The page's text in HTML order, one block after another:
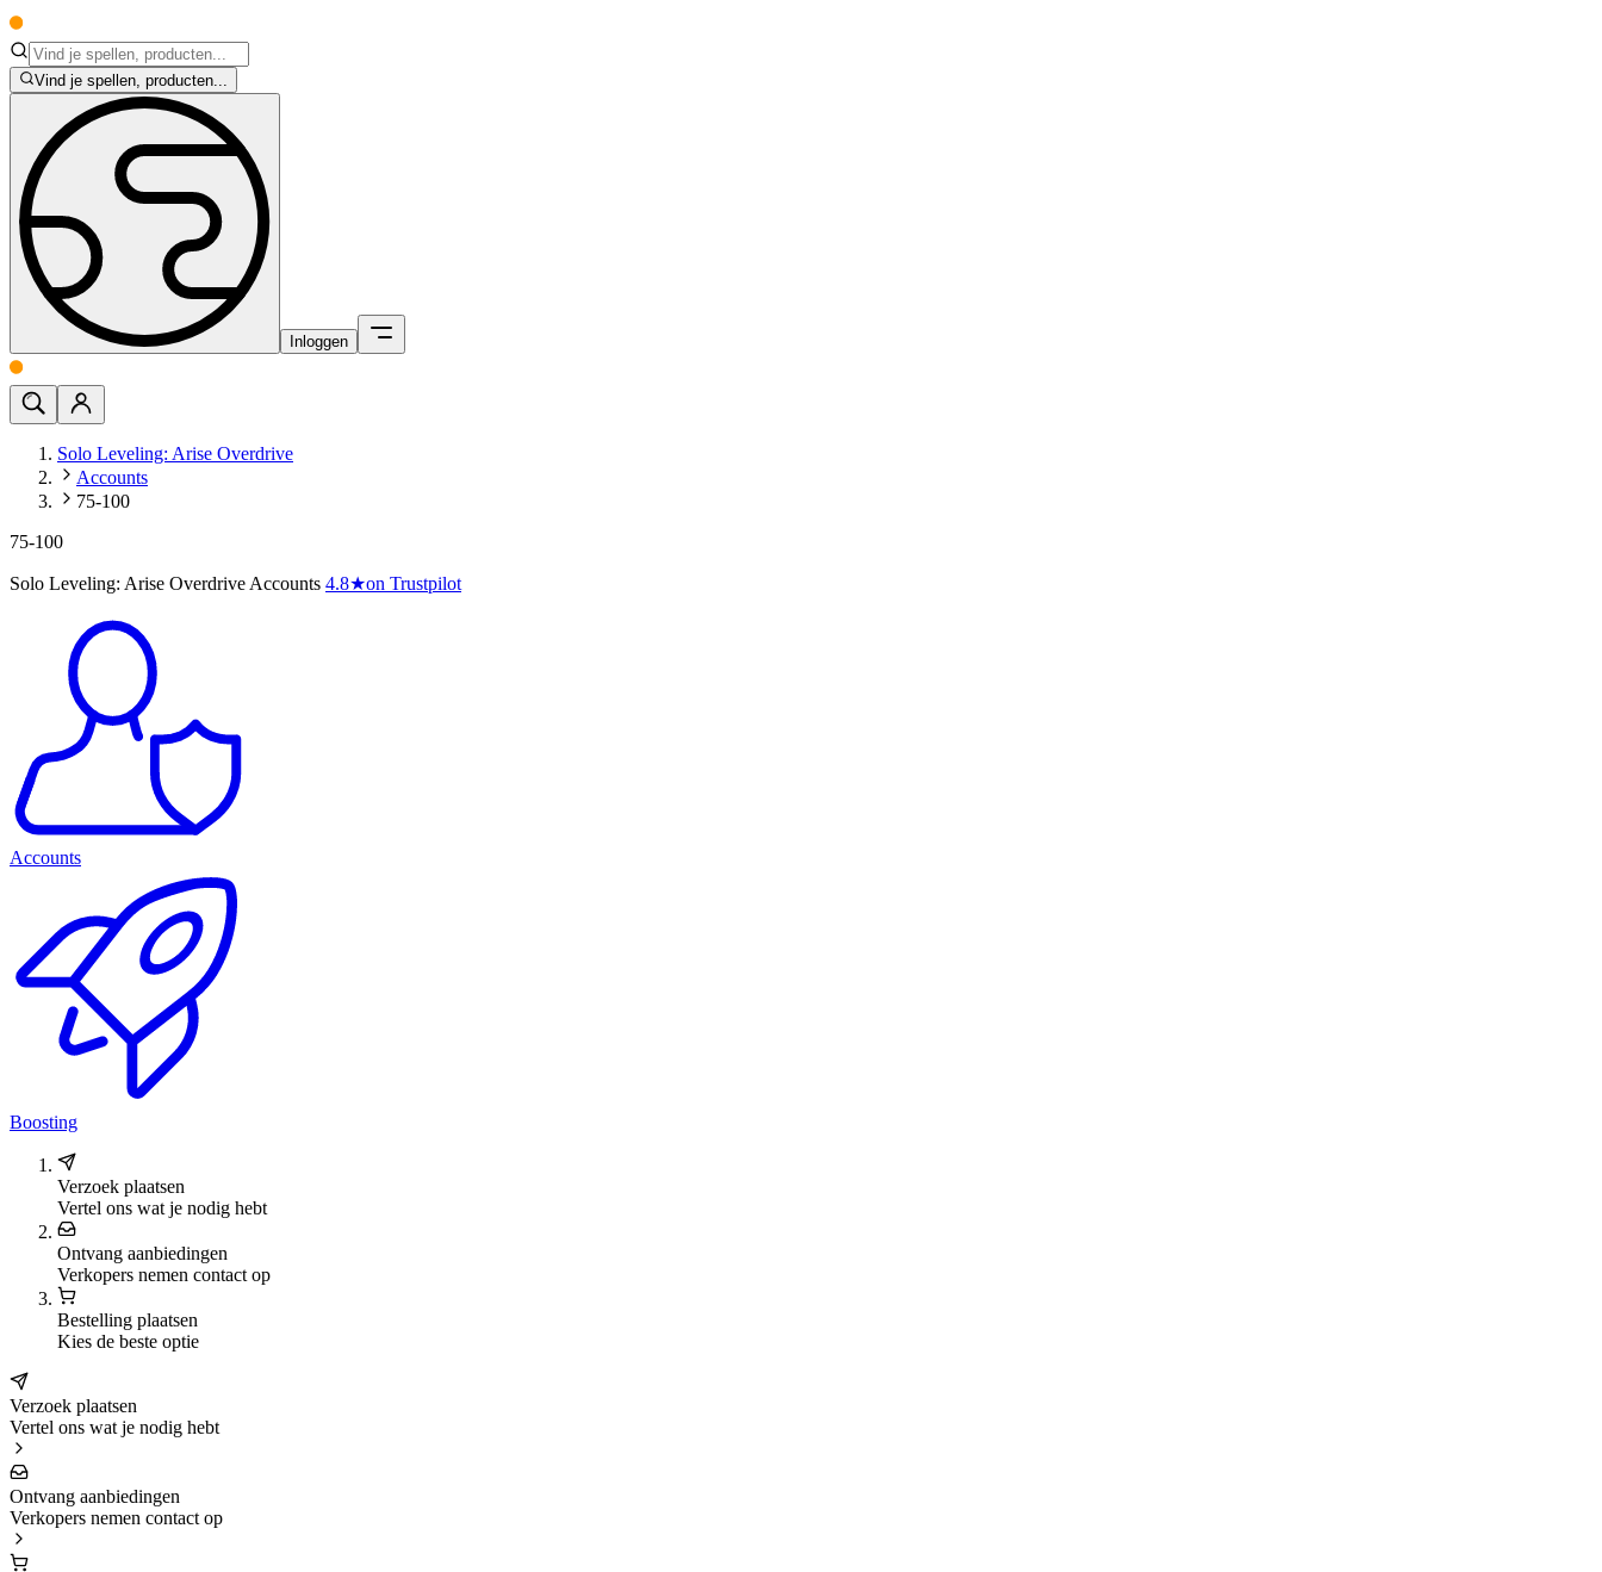
Vind je spellen, producten...
Inloggen
Solo Leveling: Arise Overdrive
Accounts
75-100
75-100
Solo Leveling: Arise Overdrive Accounts 4.8★on Trustpilot
Accounts
Boosting
Verzoek plaatsen
Vertel ons wat je nodig hebt
Ontvang aanbiedingen
Verkopers nemen contact op
Bestelling plaatsen
Kies de beste optie
Verzoek plaatsen
Vertel ons wat je nodig hebt
Ontvang aanbiedingen
Verkopers nemen contact op